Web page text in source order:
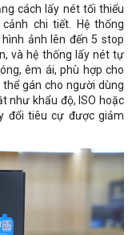
cách lấy nét tối thiểu
chi tiết. Hệ thống
ảnh lên đến 5 stop
và hệ thống lấy nét tự
êm ái, phù hợp cho
gán cho người dùng
như khẩu độ, ISO hoặc
đổi tiêu cự được giảm